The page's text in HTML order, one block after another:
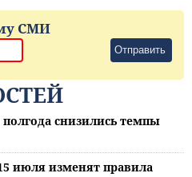
СМИ
Отправить
полгода снизились темпы
июля изменят правила